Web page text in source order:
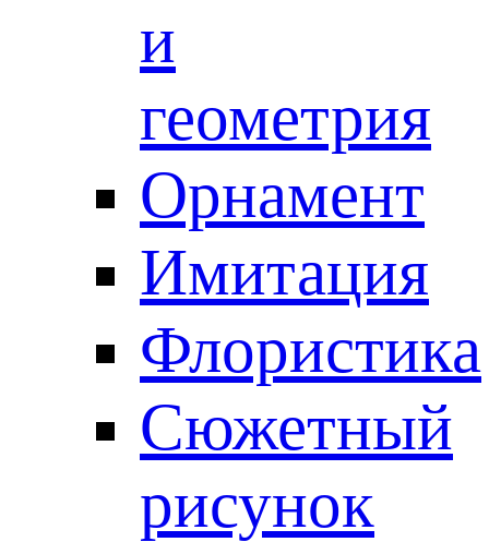
и
геометрия
Орнамент
Имитация
Флористика
Сюжетный
рисунок